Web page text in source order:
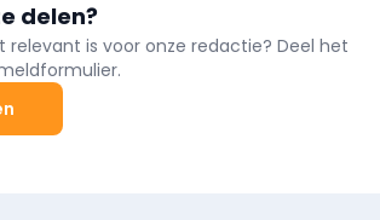
delen?
relevant is voor onze redactie? Deel het